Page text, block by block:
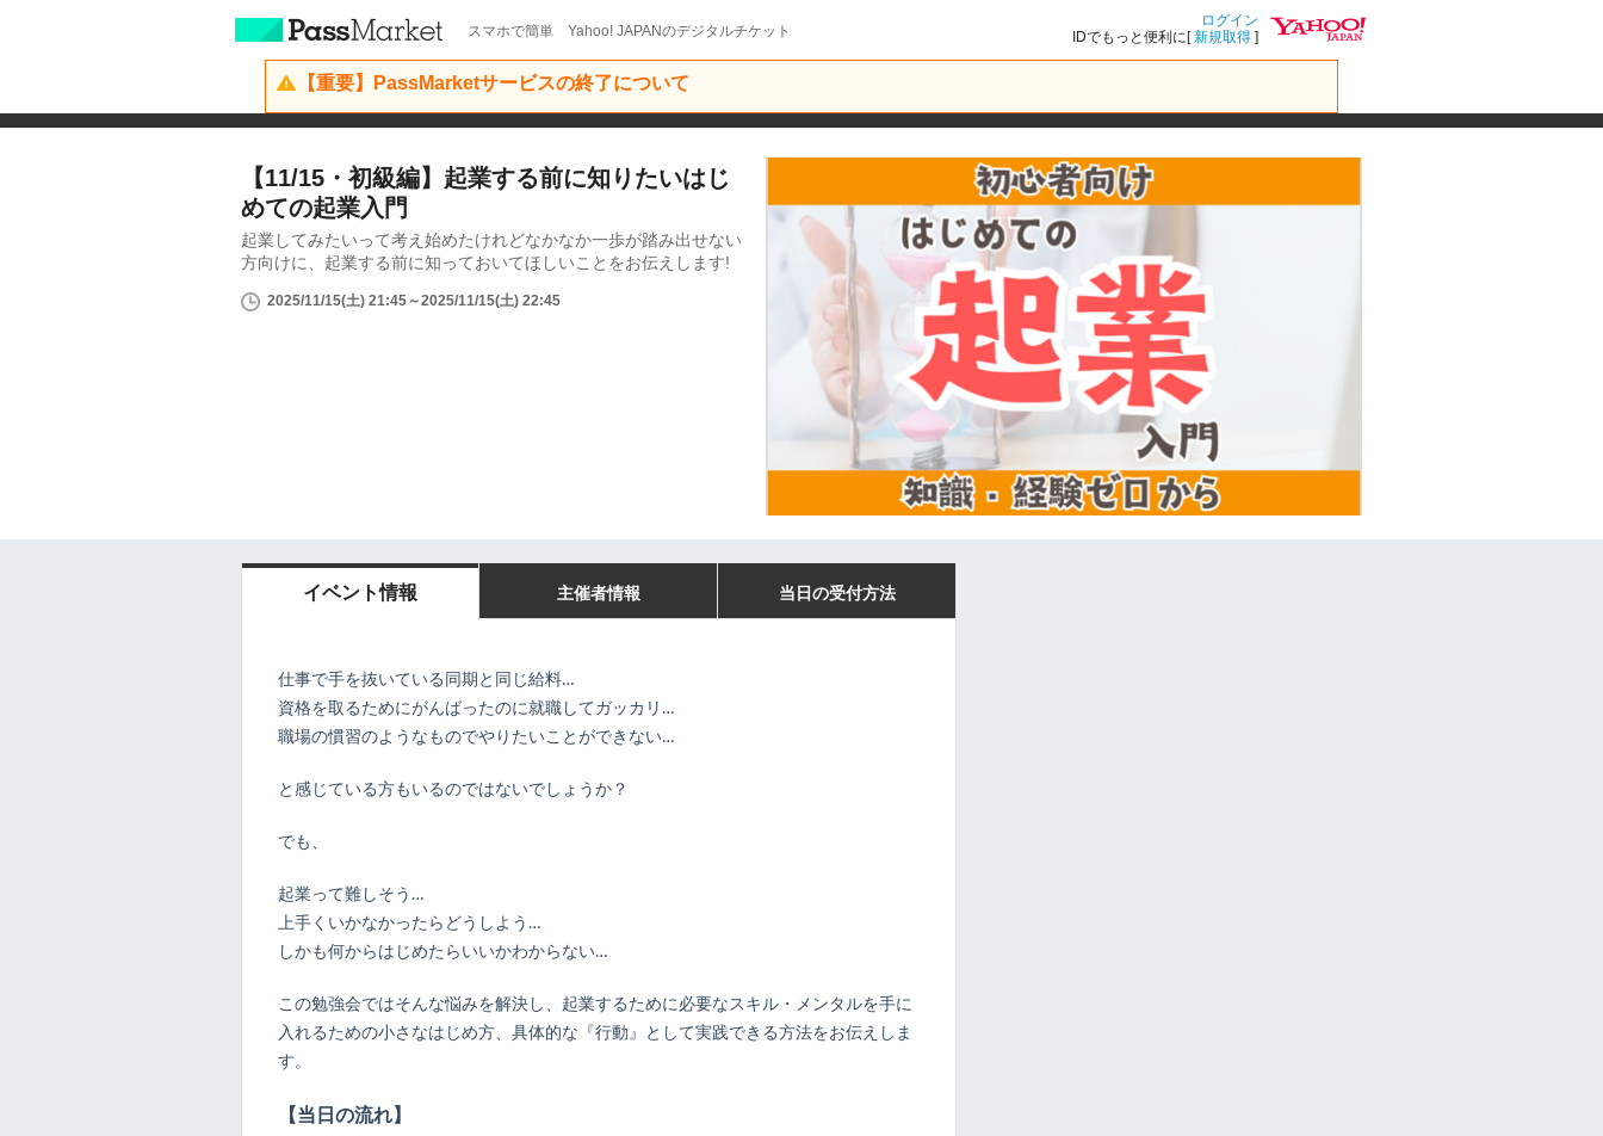
スマホで簡単 Yahoo! JAPANのデジタルチケット
ログイン
IDでもっと便利に[新規取得 ]
【重要】PassMarketサービスの終了について
【11/15・初級編】起業する前に知りたいはじ
めての起業入門
起業してみたいって考え始めたけれどなかなか一歩が踏み出せない
方向けに、起業する前に知っておいてほしいことをお伝えします!
2025/11/15(土) 21:45～2025/11/15(土) 22:45
イベント情報 主催者情報 当日の受付方法
仕事で手を抜いている同期と同じ給料…
資格を取るためにがんばったのに就職してガッカリ…
職場の慣習のようなものでやりたいことができない…
と感じている方もいるのではないでしょうか？
でも、
起業って難しそう…
上手くいかなかったらどうしよう…
しかも何からはじめたらいいかわからない…
この勉強会ではそんな悩みを解決し、起業するために必要なスキル・メンタルを手に
入れるための小さなはじめ方、具体的な『行動』として実践できる方法をお伝えしま
す。
【当日の流れ】